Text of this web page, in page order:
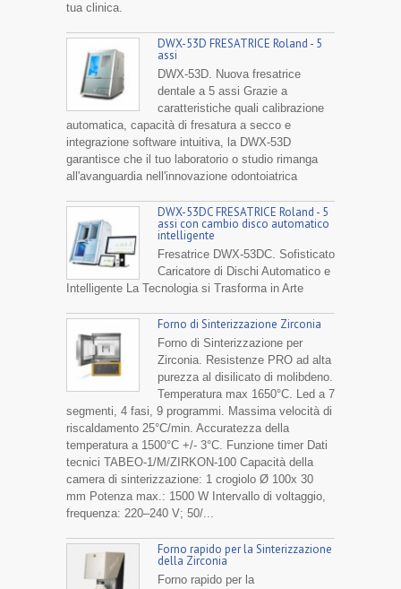
tua clinica.
DWX-53D FRESATRICE Roland - 5
assi
DWX-53D. Nuova fresatrice
dentale a 5 assi Grazie a
caratteristiche quali calibrazione
automatica, capacità di fresatura a secco e
integrazione software intuitiva, la DWX-53D
garantisce che il tuo laboratorio o studio rimanga
all'avanguardia nell'innovazione odontoiatrica
DWX-53DC FRESATRICE Roland - 5
assi con cambio disco automatico
intelligente
Fresatrice DWX-53DC. Sofisticato
Caricatore di Dischi Automatico e
Intelligente La Tecnologia si Trasforma in Arte
Forno di Sinterizzazione Zirconia
Forno di Sinterizzazione per
Zirconia. Resistenze PRO ad alta
purezza al disilicato di molibdeno.
Temperatura max 1650°C. Led a 7
segmenti, 4 fasi, 9 programmi. Massima velocità di
riscaldamento 25°C/min. Accuratezza della
temperatura a 1500°C +/- 3°C. Funzione timer Dati
tecnici TABEO-1/M/ZIRKON-100 Capacità della
camera di sinterizzazione: 1 crogiolo Ø 100x 30
mm Potenza max.: 1500 W Intervallo di voltaggio,
frequenza: 220–240 V; 50/...
Forno rapido per la Sinterizzazione
della Zirconia
Forno rapido per la